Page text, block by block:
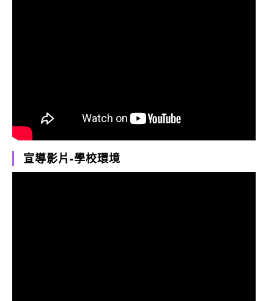
宣導影片-學校環境